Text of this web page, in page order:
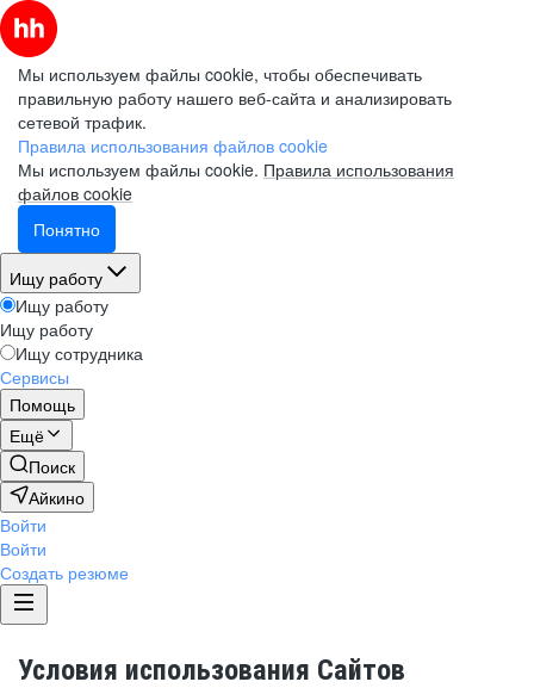
Мы используем файлы cookie, чтобы обеспечивать
правильную работу нашего веб-сайта и анализировать
сетевой трафик.
Правила использования файлов cookie
Мы используем файлы cookie. Правила использования
файлов cookie
Понятно
Ищу работу
Ищу работу
Ищу работу
Ищу сотрудника
Сервисы
Помощь
Ещё
Поиск
Айкино
Войти
Войти
Создать резюме
Условия использования Сайтов